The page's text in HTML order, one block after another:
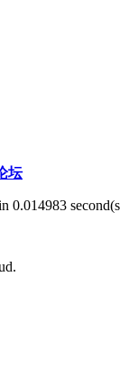
坛
0.014983